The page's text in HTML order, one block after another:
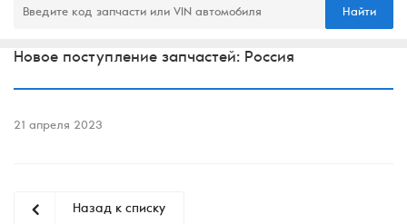
Найти
Новое поступление запчастей: Россия
21 апреля 2023
Назад к списку